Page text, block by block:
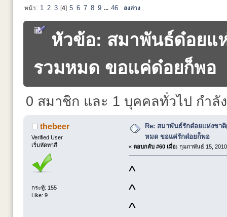
หน้า: 1 2 3 [4] 5 6 7 8 9 ... 46 ลงล่าง
หัวข้อ: สมาพันธ์ด๋อยแ
รวมหมด ขอแค่ด๋อยก็พอ
0 สมาชิก และ 1 บุคคลทั่วไป กำลั
thebeer
Verified User
เริ่มหัดทาสี
กระทู้: 155
Like: 9
Re: สมาพันธ์รักด๋อยแห่งชา
หมด ขอแค่รักด๋อยก็พอ
« ตอบกลับ #60 เมื่อ: กุมภาพันธ์ 15,
ุ^
^
^